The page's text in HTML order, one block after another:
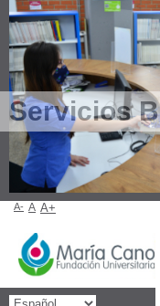
Servicios
A- A A+